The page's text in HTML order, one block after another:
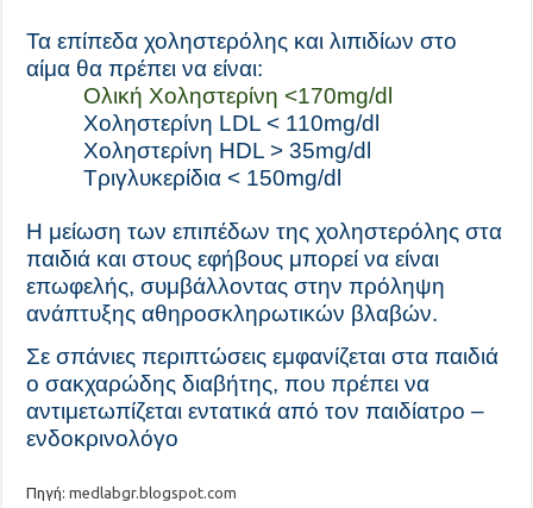
Τα επίπεδα χοληστερόλης και λιπιδίων στο
αίμα θα πρέπει να είναι:
Ολική Χοληστερίνη <170mg/dl
Χοληστερίνη LDL < 110mg/dl
Χοληστερίνη HDL > 35mg/dl
Τριγλυκερίδια < 150mg/dl
Η μείωση των επιπέδων της χοληστερόλης στα
παιδιά και στους εφήβους μπορεί να είναι
επωφελής, συμβάλλοντας στην πρόληψη
ανάπτυξης αθηροσκληρωτικών βλαβών.
Σε σπάνιες περιπτώσεις εμφανίζεται στα παιδιά
ο σακχαρώδης διαβήτης, που πρέπει να
αντιμετωπίζεται εντατικά από τον παιδίατρο –
ενδοκρινολόγο
Πηγή:medlabgr.blogspot.com